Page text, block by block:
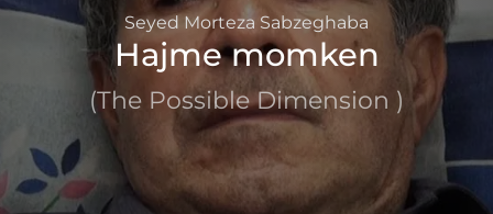
Seyed Morteza Sabzeghaba
Hajme momken
(The Possible Dimension )